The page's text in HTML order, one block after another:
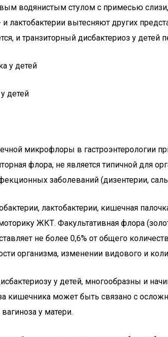
водянистым стулом с примесью
лактобактерии вытесняют других
и транзиторный дисбактериоз у детей
детей
микрофлоры в гастроэнтерологии
флора, не является типичной для
заболеваний (дизентерии,
лактобактерии, кишечная
ЖКТ. Факультативная флора
не более 0,6% от общего
организма, изменении видового и
у детей, многообразны и
кишечника может быть связано с
у матери.